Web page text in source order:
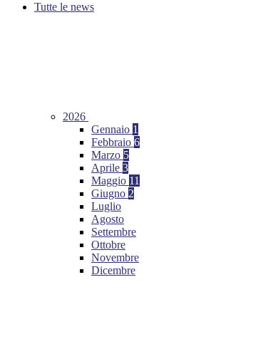
Tutte le news
2026
Gennaio 1
Febbraio 6
Marzo 5
Aprile 3
Maggio 11
Giugno 2
Luglio
Agosto
Settembre
Ottobre
Novembre
Dicembre